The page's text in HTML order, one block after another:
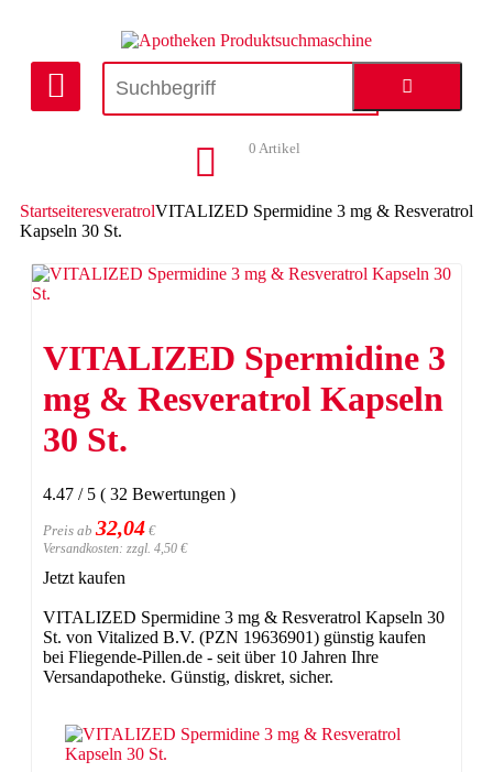
0 Artikel
StartseiteresveratrolVITALIZED Spermidine 3 mg & Resveratrol
Kapseln 30 St.
VITALIZED Spermidine 3
mg & Resveratrol Kapseln
30 St.
4.47 / 5 ( 32 Bewertungen )
Preis ab 32,04 €
Versandkosten: zzgl. 4,50 €
Jetzt kaufen
VITALIZED Spermidine 3 mg & Resveratrol Kapseln 30
St. von Vitalized B.V. (PZN 19636901) günstig kaufen
bei Fliegende-Pillen.de - seit über 10 Jahren Ihre
Versandapotheke. Günstig, diskret, sicher.